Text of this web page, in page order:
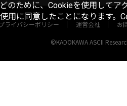
ライバシーポリシー 運営会社 お
©KADOKAWA ASCII
のために、Cookieを使用してア
用に同意したことになります。